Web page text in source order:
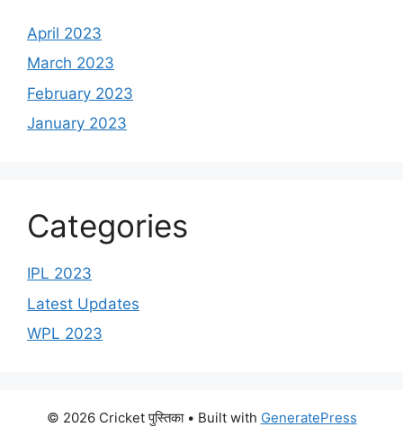
April 2023
March 2023
February 2023
January 2023
Categories
IPL 2023
Latest Updates
WPL 2023
© 2026 Cricket पुस्तिका• Built with GeneratePress